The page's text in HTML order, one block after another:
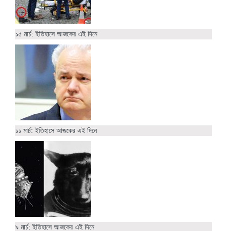
১৫ মার্চ: ইতিহাসে আজকের এই দিনে
১১ মার্চ: ইতিহাসে আজকের এই দিনে
৯ মার্চ: ইতিহাসে আজকের এই দিনে